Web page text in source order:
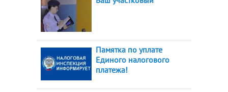
Памятка по уплате
Единого налогового
платежа!